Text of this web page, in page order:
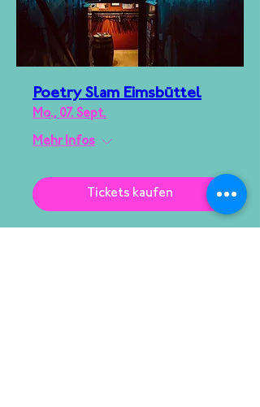
Poetry Slam Eimsbüttel
Mo., 07. Sept.
Mehr Infos
Tickets kaufen